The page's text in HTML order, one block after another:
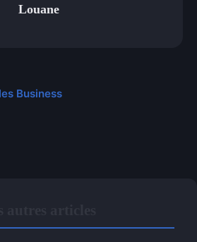
Louane
Business